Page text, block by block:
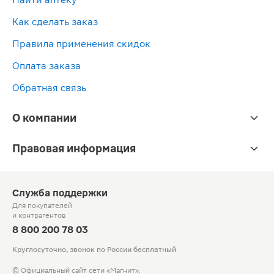
Как сделать заказ
Правила применения скидок
Оплата заказа
Обратная связь
О компании
Правовая информация
Служба поддержки
Для покупателей
и контрагентов
8 800 200 78 03
Круглосуточно, звонок по России бесплатный
© Официальный сайт сети «Магнит».